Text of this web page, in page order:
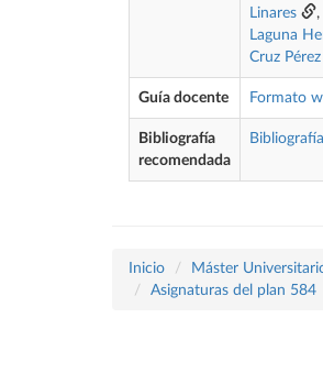
Linares
,
Laguna
Cruz Pérez
Guía docente Formato
Bibliografía
recomendada
Bibliografía
Inicio
Máster
Asignaturas del plan 584